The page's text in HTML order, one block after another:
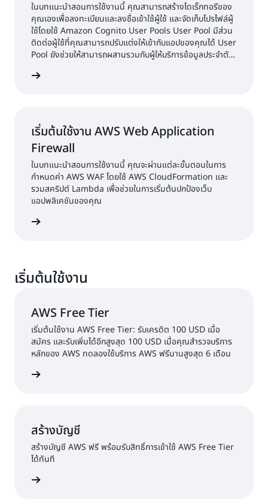
ในบทแนะนำสอนการใช้งานนี้ คุณสามารถสร้างไดเร็กทอรีของ
คุณเองเพื่อลงทะเบียนและลงชื่อเข้าใช้ผู้ใช้ และจัดเก็บโปรไฟล์ผู้
ใช้โดยใช้ Amazon Cognito User Pools User Pool มีส่วน
ติดต่อผู้ใช้ที่คุณสามารถปรับแต่งให้เข้ากับแอปของคุณได้ User
Pool ยังช่วยให้สามารถผสานรวมกับผู้ให้บริการข้อมูลประจำตัว
บริการข้อมูลประจำตัวขององค์กร เช่น Microsoft Active
เริ่มต้นใช้งาน AWS Web Application
Firewall
ในบทแนะนำสอนการใช้งานนี้ คุณจะผ่านแต่ละขั้นตอนในการ
กำหนดค่า AWS WAF โดยใช้ AWS CloudFormation และ
รวมสคริปต์ Lambda เพื่อช่วยในการเริ่มต้นปกป้องเว็บ
แอปพลิเคชันของคุณ
เริ่มต้นใช้งาน
AWS Free Tier
เริ่มต้นใช้งาน AWS Free Tier: รับเครดิต 100 USD เมื่อ
สมัคร และรับเพิ่มได้อีกสูงสุด 100 USD เมื่อคุณสำรวจบริการ
หลักของ AWS ทดลองใช้บริการ AWS ฟรีนานสูงสุด 6 เดือน
สร้างบัญชี
สร้างบัญชี AWS ฟรี พร้อมรับสิทธิ์การเข้าใช้ AWS Free Tier
ได้ทันที